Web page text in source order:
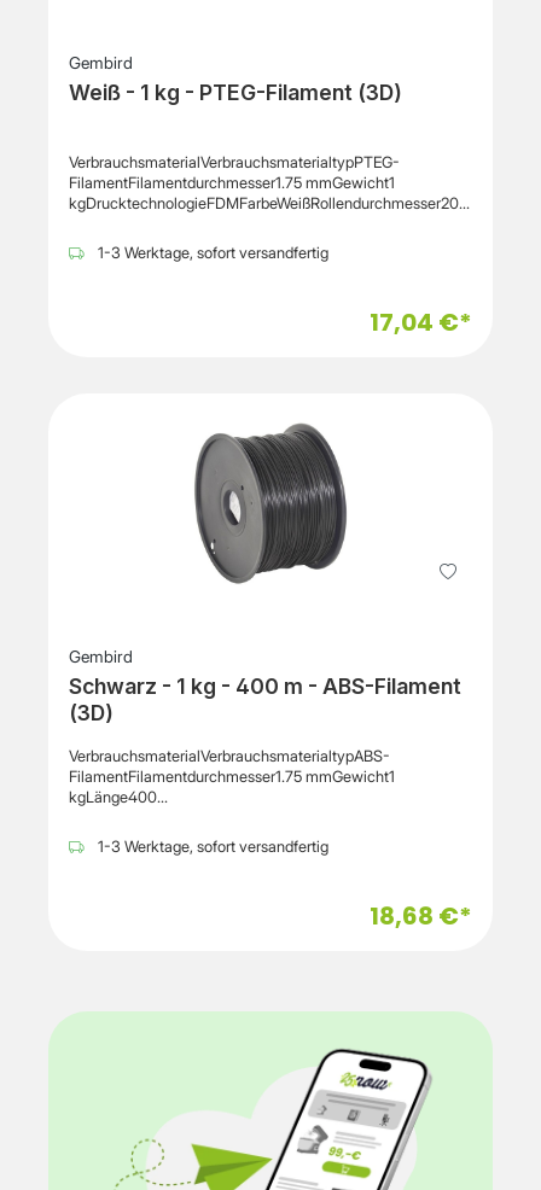
Gembird
Weiß - 1 kg - PTEG-Filament (3D)
VerbrauchsmaterialVerbrauchsmaterialtypPTEG-
FilamentFilamentdurchmesser1.75 mmGewicht1
kgDrucktechnologieFDMFarbeWeißRollendurchmesser200
9002, RoHS
1-3 Werktage, sofort versandfertig
17,04 €*
Gembird
Schwarz - 1 kg - 400 m - ABS-Filament
(3D)
VerbrauchsmaterialVerbrauchsmaterialtypABS-
FilamentFilamentdurchmesser1.75 mmGewicht1
kgLänge400
65 mmRollenbreite100
mmVerschiedenesKennzeichnungISO 9002,
1-3 Werktage, sofort versandfertig
18,68 €*